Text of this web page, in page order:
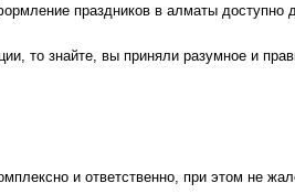
праздников в алматы доступно
то знайте, вы приняли разумное и
и ответственно, при этом не